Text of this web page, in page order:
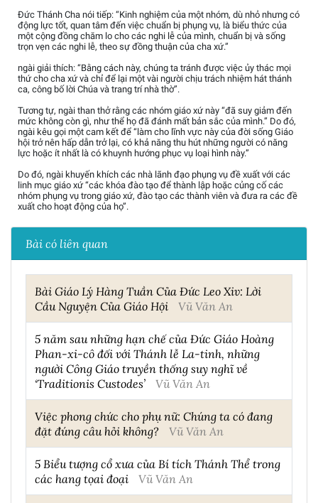
Đức Thánh Cha nói tiếp: “Kinh nghiệm của một nhóm, dù nhỏ nhưng có
động lực tốt, quan tâm đến việc chuẩn bị phụng vụ, là biểu thức của
một cộng đồng chăm lo cho các nghi lễ của mình, chuẩn bị và sống
trọn vẹn các nghi lễ, theo sự đồng thuận của cha xứ.”
ngài giải thích: “Bằng cách này, chúng ta tránh được việc ủy thác mọi
thứ cho cha xứ và chỉ để lại một vài người chịu trách nhiệm hát thánh
ca, công bố lời Chúa và trang trí nhà thờ”.
Tương tự, ngài than thở rằng các nhóm giáo xứ này “đã suy giảm đến
mức không còn gì, như thể họ đã đánh mất bản sắc của mình.” Do đó,
ngài kêu gọi một cam kết để “làm cho lĩnh vực này của đời sống Giáo
hội trở nên hấp dẫn trở lại, có khả năng thu hút những người có năng
lực hoặc ít nhất là có khuynh hướng phục vụ loại hình này.”
Do đó, ngài khuyến khích các nhà lãnh đạo phụng vụ đề xuất với các
linh mục giáo xứ “các khóa đào tạo để thành lập hoặc củng cố các
nhóm phụng vụ trong giáo xứ, đào tạo các thành viên và đưa ra các đề
xuất cho hoạt động của họ”.
Bài có liên quan
Bài Giáo Lý Hàng Tuần Của Đức Leo Xiv: Lời
Cầu Nguyện Của Giáo Hội
Vũ Văn An
5 năm sau những hạn chế của Đức Giáo Hoàng
Phan-xi-cô đối với Thánh lễ La-tinh, những
người Công Giáo truyền thống suy nghĩ về
‘Traditionis Custodes’
Vũ Văn An
Việc phong chức cho phụ nữ: Chúng ta có đang
đặt đúng câu hỏi không?
Vũ Văn An
5 Biểu tượng cổ xưa của Bí tích Thánh Thể trong
các hang tọai đoại
Vũ Văn An